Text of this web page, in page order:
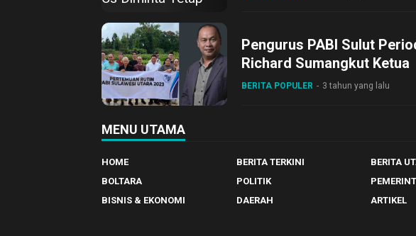
Pengurus PABI Sulut
Richard Sumangkut Ketua
BERITA POPULER 3 tahun yang lalu
MENU UTAMA
HOME BERITA TERKINI BERITA
BOLTARA
POLITIK
BISNIS & EKONOMI
DAERAH ARTIKEL